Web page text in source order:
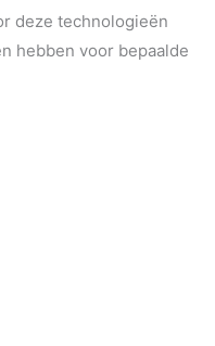
deze technologieën
hebben voor bepaalde